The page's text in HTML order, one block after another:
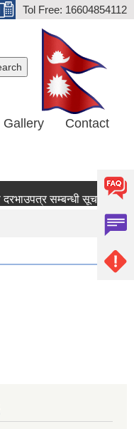
Tol Free: 16604854112
Gallery Contact
सम्बन्धी सूचना ।